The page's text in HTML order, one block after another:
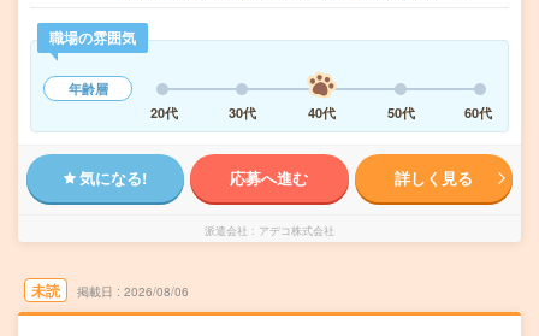
職場の雰囲気
年齢層
20代
30代 40代 50代 60代
気になる! 応募へ進む 詳しく見る
派遣会社 アデコ株式会社
未読 掲載日 2026/08/06